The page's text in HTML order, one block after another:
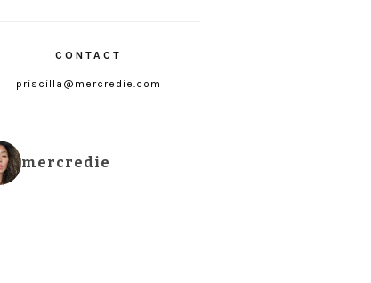
CONTACT
priscilla@mercredie.com
mercredie